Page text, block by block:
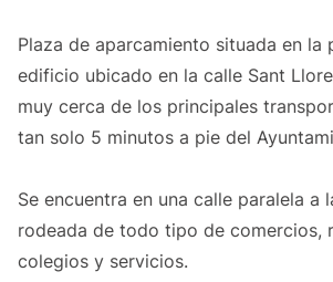
Plaza de aparcamiento situada en la
edificio ubicado en la calle Sant
muy cerca de los principales
tan solo 5 minutos a pie del
Se encuentra en una calle paralela a
rodeada de todo tipo de comercios,
colegios y servicios.